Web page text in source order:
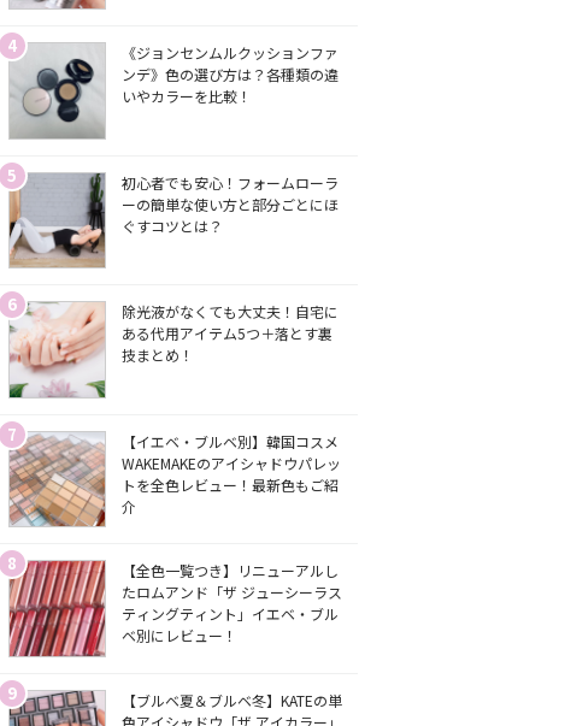
4
《ジョンセンムルクッションファ
ンデ》色の選び方は？各種類の違
いやカラーを比較！
5
初心者でも安心！フォームローラ
ーの簡単な使い方と部分ごとにほ
ぐすコツとは？
6
除光液がなくても大丈夫！自宅に
ある代用アイテム5つ＋落とす裏
技まとめ！
7
【イエベ・ブルベ別】韓国コスメ
WAKEMAKEのアイシャドウパレッ
トを全色レビュー！最新色もご紹
介
8
【全色一覧つき】リニューアルし
たロムアンド「ザ ジューシーラス
ティングティント」イエベ・ブル
ベ別にレビュー！
9
【ブルベ夏＆ブルベ冬】KATEの単
色アイシャドウ「ザ アイカラー」